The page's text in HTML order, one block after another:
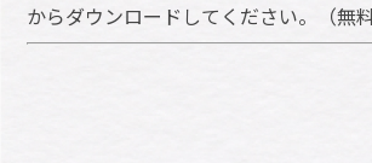
からダウンロードしてください。（無料